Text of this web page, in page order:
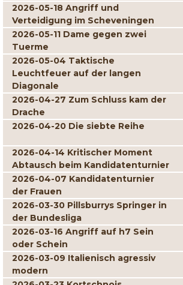
2026-05-18 Angriff und
Verteidigung im Scheveningen
2026-05-11 Dame gegen zwei
Tuerme
2026-05-04 Taktische
Leuchtfeuer auf der langen
Diagonale
2026-04-27 Zum Schluss kam der
Drache
2026-04-20 Die siebte Reihe
2026-04-14 Kritischer Moment
Abtausch beim Kandidatenturnier
2026-04-07 Kandidatenturnier
der Frauen
2026-03-30 Pillsburrys Springer in
der Bundesliga
2026-03-16 Angriff auf h7 Sein
oder Schein
2026-03-09 Italienisch agressiv
modern